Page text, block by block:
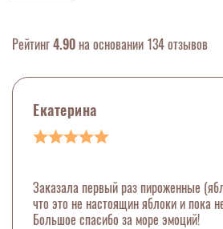
Рейтинг4.90 на основании 134 отзывов
Екатерина
Заказала первый раз пироженные
что это не настоящин яблоки и пока
Большое спасибо за море эмоций!